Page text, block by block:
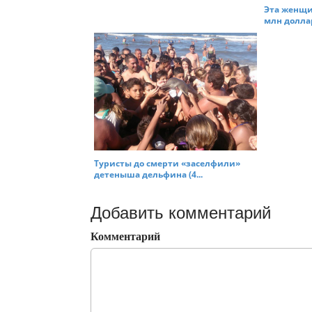
Эта
млн
Туристы до смерти «заселфили»
детеныша дельфина (4...
Добавить комментарий
Комментарий